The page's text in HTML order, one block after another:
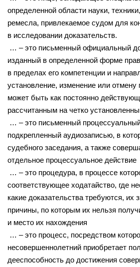
определенной области науки,
ремесла, привлекаемое судом для
в исследовании доказательств.
… – это письменный официальный
изданный в определенной форме
в пределах его компетенции и
установление, изменение или
может быть как постоянно
рассчитанным на четко
… – это письменный
подкрепленный аудиозаписью, в
судебного заседания, а также
отдельное процессуальное действие
… – это процедура, в процессе
соответствующее ходатайство, где
какие доказательства требуются, их
причины, по которым их нельзя
и место их нахождения
… – это процесс, посредством
несовершеннолетний приобретает
дееспособность до достижения